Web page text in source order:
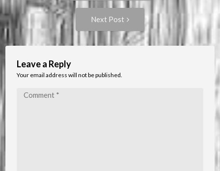
navigation
Next Post
Next
Post:
Leave a Reply
Your email address will not be published.
Comment